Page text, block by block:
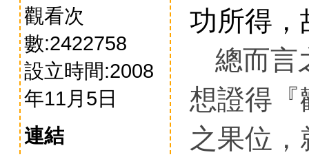
觀看次
數:2422758
設立時間:2008
年11月5日
連結
功所得
總而言
想證得
之果位